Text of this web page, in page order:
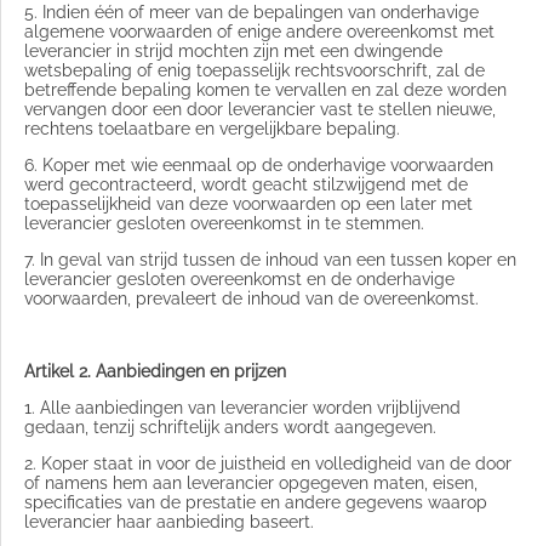
5. Indien één of meer van de bepalingen van onderhavige
algemene voorwaarden of enige andere overeenkomst met
leverancier in strijd mochten zijn met een dwingende
wetsbepaling of enig toepasselijk rechtsvoorschrift, zal de
betreffende bepaling komen te vervallen en zal deze worden
vervangen door een door leverancier vast te stellen nieuwe,
rechtens toelaatbare en vergelijkbare bepaling.
6. Koper met wie eenmaal op de onderhavige voorwaarden
werd gecontracteerd, wordt geacht stilzwijgend met de
toepasselijkheid van deze voorwaarden op een later met
leverancier gesloten overeenkomst in te stemmen.
7. In geval van strijd tussen de inhoud van een tussen koper en
leverancier gesloten overeenkomst en de onderhavige
voorwaarden, prevaleert de inhoud van de overeenkomst.
Artikel 2. Aanbiedingen en prijzen
1. Alle aanbiedingen van leverancier worden vrijblijvend
gedaan, tenzij schriftelijk anders wordt aangegeven.
2. Koper staat in voor de juistheid en volledigheid van de door
of namens hem aan leverancier opgegeven maten, eisen,
specificaties van de prestatie en andere gegevens waarop
leverancier haar aanbieding baseert.